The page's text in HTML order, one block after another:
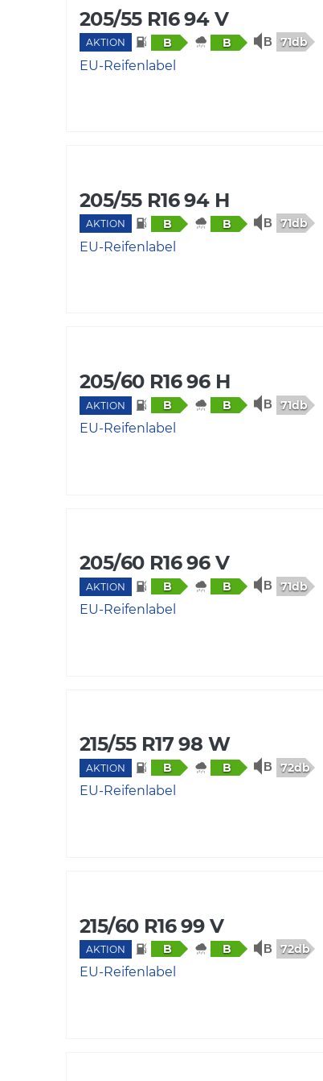
205/55 R16 94 V
AKTION B B 71db
EU-Reifenlabel
205/55 R16 94 H
AKTION B B 71db
EU-Reifenlabel
205/60 R16 96 H
AKTION B B 71db
EU-Reifenlabel
205/60 R16 96 V
AKTION B B 71db
EU-Reifenlabel
215/55 R17 98 W
AKTION B B 72db
EU-Reifenlabel
215/60 R16 99 V
AKTION B B 72db
EU-Reifenlabel